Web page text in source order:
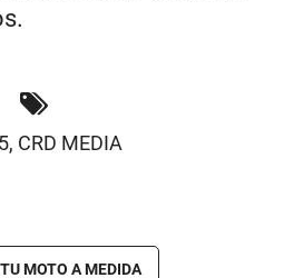
, CRD MEDIA
MOTO A MEDIDA